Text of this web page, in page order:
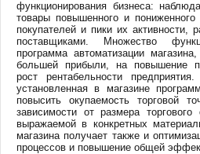
функционирования бизнеса:
товары повышенного и пониженного
покупателей и пики их активности,
поставщиками. Множество
программа автоматизации
большей прибыли, на повышение
рост рентабельности
установленная в магазине
повысить окупаемость торговой
зависимости от размера
выражаемой в конкретных
магазина получает также и
процессов и повышение общей